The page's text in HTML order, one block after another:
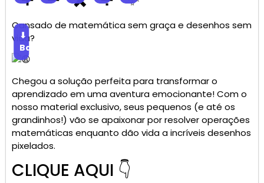
Cansado de matemática sem graça e desenhos sem
vida?
⬇
Baixar
Chegou a solução perfeita para transformar o
aprendizado em uma aventura emocionante! Com o
nosso material exclusivo, seus pequenos (e até os
grandinhos!) vão se apaixonar por resolver operações
matemáticas enquanto dão vida a incríveis desenhos
pixelados.
CLIQUE AQUI 👇